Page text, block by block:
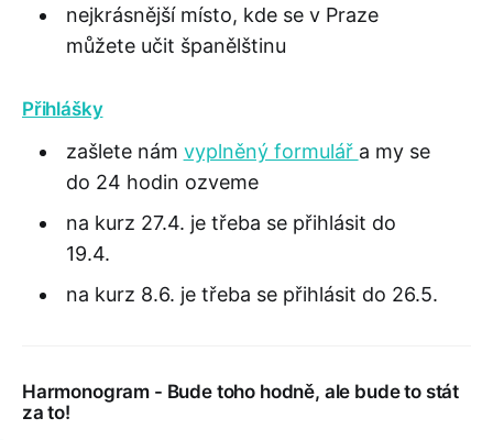
nejkrásnější místo, kde se v Praze
můžete učit španělštinu
Přihlášky
zašlete nám vyplněný formulář a my se
do 24 hodin ozveme
na kurz 27.4. je třeba se přihlásit do
19.4.
na kurz 8.6. je třeba se přihlásit do 26.5.
Harmonogram - Bude toho hodně, ale bude to stát
za to!